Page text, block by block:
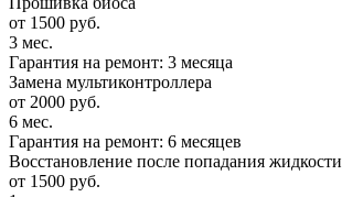
от 1500 руб.
3 мес.
Гарантия на ремонт: 3 месяца
Замена мультиконтроллера
от 2000 руб.
6 мес.
Гарантия на ремонт: 6 месяцев
Восстановление после попадания жидкости
от 1500 руб.